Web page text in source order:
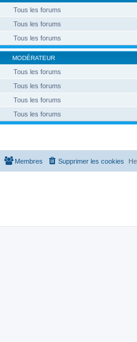
Tous les forums
Tous les forums
Tous les forums
MODÉRATEUR
Tous les forums
Tous les forums
Tous les forums
Tous les forums
Supprimer les cookies
Membres